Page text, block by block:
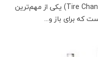
لاستیک درآر چیست؟ لاستیک درآر (Tire Changer) یکی از مهم‌ترین
که برای باز و...